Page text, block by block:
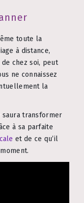
toute la
à distance,
chez soi, peut
ne connaissez
la
saura transformer
à sa parfaite
et de ce qu’il